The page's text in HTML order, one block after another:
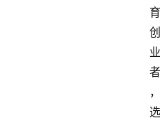
育
创
业
者
，
选